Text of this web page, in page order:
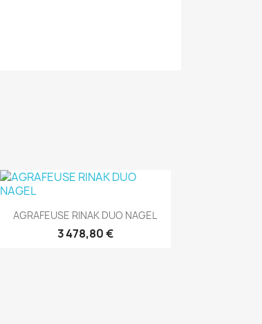
 Aperçu rapide
AGRAFEUSE RINAK DUO NAGEL
3 478,80 €